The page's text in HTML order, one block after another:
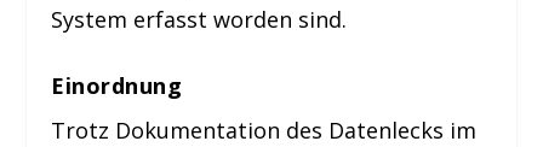
System erfasst worden sind.
Einordnung
Trotz Dokumentation des Datenlecks im